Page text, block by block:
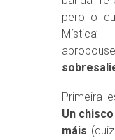
pero o
Primeira
Un
máis